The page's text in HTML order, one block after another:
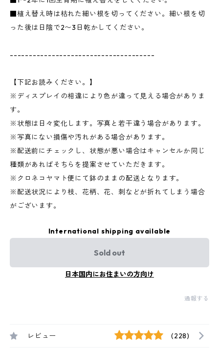
■植え替え時は枯れた細い根を切ってください。細い根を切
った後は日陰で2〜3日乾かしてください。
--------------------------------------
【下記お読みください。】
※ディスプレイの相違により色が違って見える場合がありま
す。
※状態は日々変化します。写真と若干違う場合があります。
※写真にない損傷や汚れがある場合があります。
※配送前にチェックし、状態が悪い場合はキャンセルか同じ
種類があればそちらを提案させていただきます。
※クロネコヤマト便にて鉢のままの配送となります。
※配送状況により枝、花柄、花、刺などが折れてしまう場合
がございます。
International shipping available
Sold out
日本国内にお住まいの方向け
通報する
レビュー (228)